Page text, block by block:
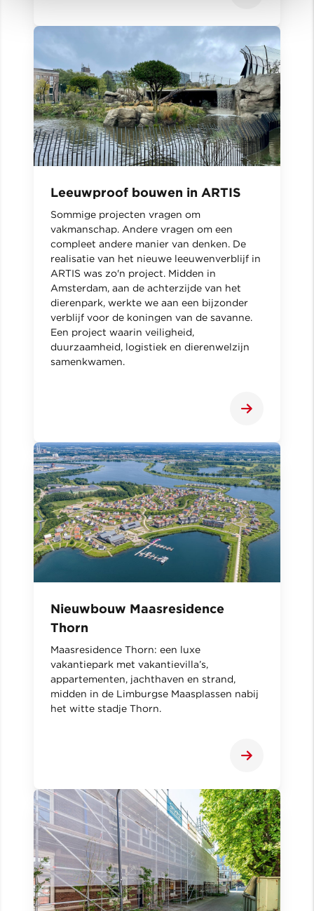
Leeuwproof bouwen in ARTIS
Sommige projecten vragen om
vakmanschap. Andere vragen om een
compleet andere manier van denken. De
realisatie van het nieuwe leeuwenverblijf in
ARTIS was zo'n project. Midden in
Amsterdam, aan de achterzijde van het
dierenpark, werkte we aan een bijzonder
verblijf voor de koningen van de savanne.
Een project waarin veiligheid,
duurzaamheid, logistiek en dierenwelzijn
samenkwamen.
Nieuwbouw Maasresidence
Thorn
Maasresidence Thorn: een luxe
vakantiepark met vakantievilla’s,
appartementen, jachthaven en strand,
midden in de Limburgse Maasplassen nabij
het witte stadje Thorn.